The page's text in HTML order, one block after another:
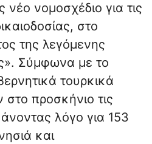
νομοσχέδιο για τις
στο
της λεγόμενης
Σύμφωνα με το
τουρκικά
προσκήνιο τις
λόγο για 153
και